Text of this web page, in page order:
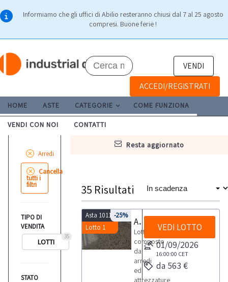
Informiamo che gli uffici di Abilio resteranno chiusi dal 7 al 25 agosto
compresi. Buone ferie !
VENDI
ACCEDI/REGISTRATI
HOME ASTE CATEGORIE COME FUNZIONA
VENDI CON NOI CONTATTI
resta aggiornato
Arredi
Cancella
tutti i
filtri
TIPO DI
VENDITA
35
LOTTI
STATO
35 Risultati
Asta 10112
Lotto 1
-25%
Arredi ed attrezzature da ufficio
Lotto
composto
da
arredi
ed
attrezzature
VEDI LOTTO
01/09/2026
16:00:00 CET
da 563 €